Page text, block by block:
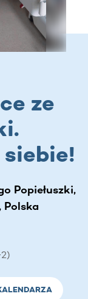
ze
Popiełuszki,
Polska